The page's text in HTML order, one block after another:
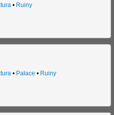
• Ruiny
• Pałace • Ruiny